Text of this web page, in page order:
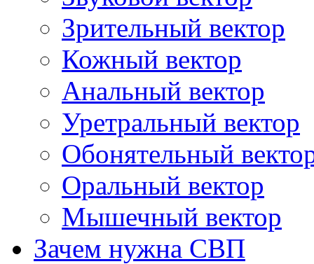
Зрительный вектор
Кожный вектор
Анальный вектор
Уретральный вектор
Обонятельный
Оральный вектор
Мышечный вектор
Зачем нужна СВП